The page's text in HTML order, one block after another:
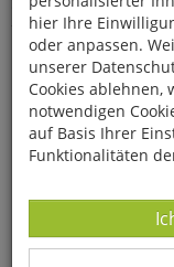
hier Ihre
oder anpassen.
unserer
Cookies
notwendigen
auf Basis Ihrer
Funktionalitäten